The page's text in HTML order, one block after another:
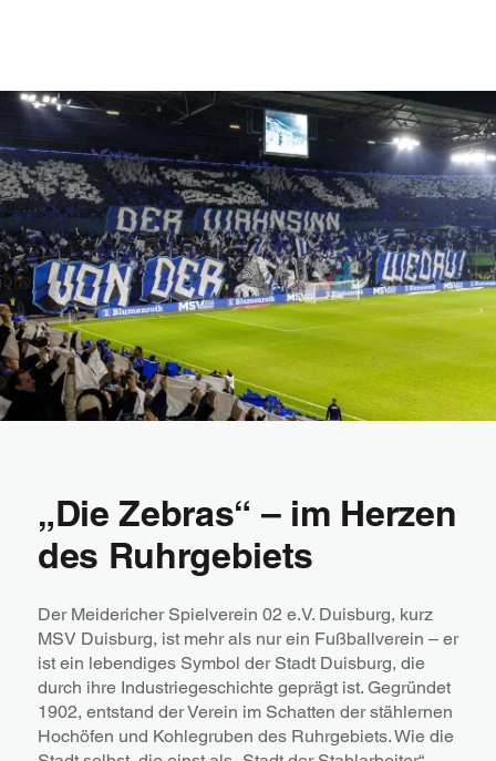
„Die Zebras“ – im Herzen
des Ruhrgebiets
Der Meidericher Spielverein 02 e.V. Duisburg, kurz
MSV Duisburg, ist mehr als nur ein Fußballverein – er
ist ein lebendiges Symbol der Stadt Duisburg, die
durch ihre Industriegeschichte geprägt ist. Gegründet
1902, entstand der Verein im Schatten der stählernen
Hochöfen und Kohlegruben des Ruhrgebiets. Wie die